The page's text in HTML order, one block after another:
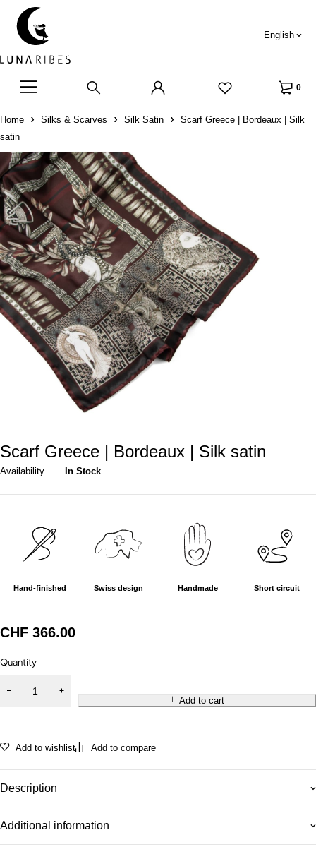
English
0
Home Silks & Scarves Silk Satin
Scarf Greece | Bordeaux | Silk
satin
Scarf Greece | Bordeaux | Silk satin
Availability In Stock
Hand-finished Swiss design Handmade Short circuit
CHF 366.00
Quantity
Add to cart
Add to wishlist Add to compare
Description
Additional information